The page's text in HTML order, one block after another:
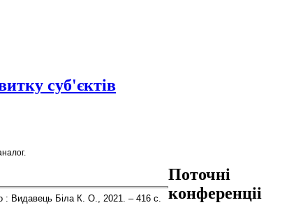
суб'єктів
: Видавець Біла К. О., 2021. – 416 с.
Поточні
конференціі